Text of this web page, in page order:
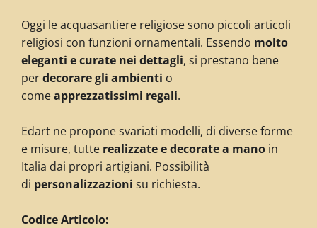
Oggi le acquasantiere religiose sono piccoli articoli
religiosi con funzioni ornamentali. Essendo molto
eleganti e curate nei dettagli, si prestano bene
perdecorare gli ambienti o
comeapprezzatissimi regali.
Edart ne propone svariati modelli, di diverse forme
e misure, tutte realizzate e decorate a mano in
Italia dai propri artigiani. Possibilità
di personalizzazioni su richiesta.
Codice Articolo: